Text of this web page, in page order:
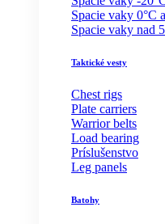
Spacie vaky 0°C
Spacie vaky nad
Taktické vesty
Chest rigs
Plate carriers
Warrior belts
Load bearing
Príslušenstvo
Leg panels
Batohy